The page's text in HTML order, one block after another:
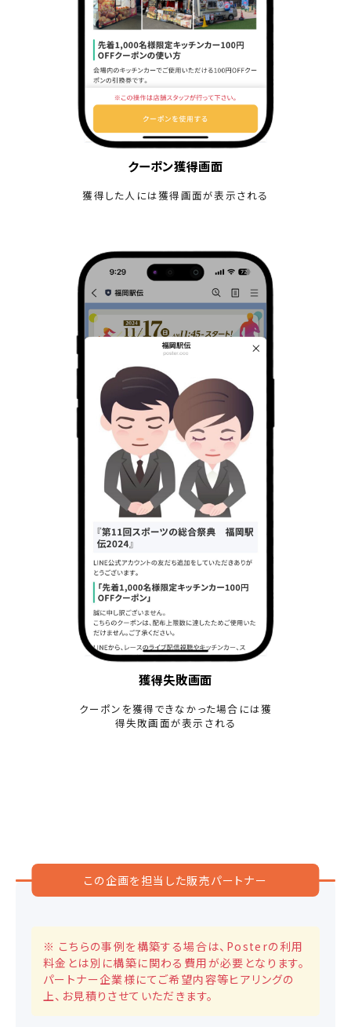
クーポン獲得画面
獲得した人には獲得画面が表示される
獲得失敗画面
クーポンを獲得できなかった場合には獲
得失敗画面が表示される
この企画を担当した販売パートナー
※ こちらの事例を構築する場合は、Posterの利用
料金とは別に構築に関わる費用が必要となります。
パートナー企業様にてご希望内容等ヒアリングの
上、お見積りさせていただきます。